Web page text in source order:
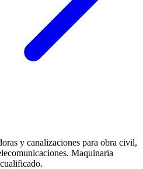
y canalizaciones para obra civil,
Maquinaria